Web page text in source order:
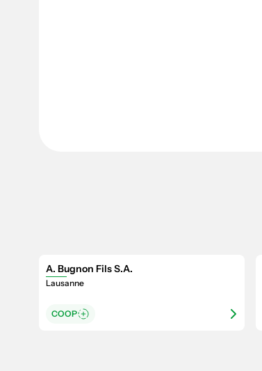
A. Bugnon Fils S.A.
Lausanne
COOP